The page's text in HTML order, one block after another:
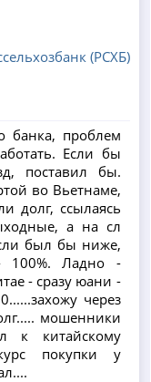
банка, проблем
Если бы
поставил бы.
во Вьетнаме,
долг, ссылаясь
а на сл
был бы ниже,
100%. Ладно -
- сразу юани -
через
мошенники
к китайскому
покупки у